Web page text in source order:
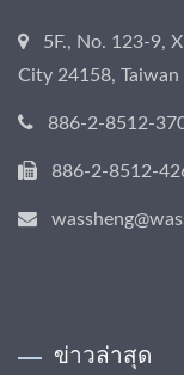
5F., No. 123-9,
City 24158, Taiwan
886-2-8512-
886-2-8512-
ข่าวล่าสุด